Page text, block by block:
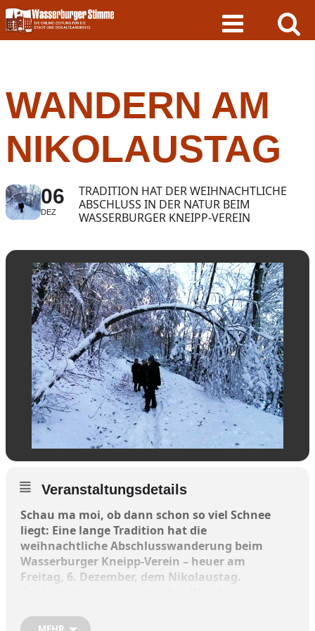
Skip
to
content
WANDERN AM
NIKOLAUSTAG
06
DEZ
TRADITION HAT DER WEIHNACHTLICHE
ABSCHLUSS IN DER NATUR BEIM
WASSERBURGER KNEIPP-VEREIN
Veranstaltungsdetails
Schau ma moi, ob dann schon so viel Schnee
liegt: Eine lange Tradition hat die
weihnachtliche Abschlusswanderung beim
Wasserburger Kneipp-Verein – heuer am
Freitag, 6. Dezember, dem Nikolaustag.
witterungsabhängig und wird kurzfristig